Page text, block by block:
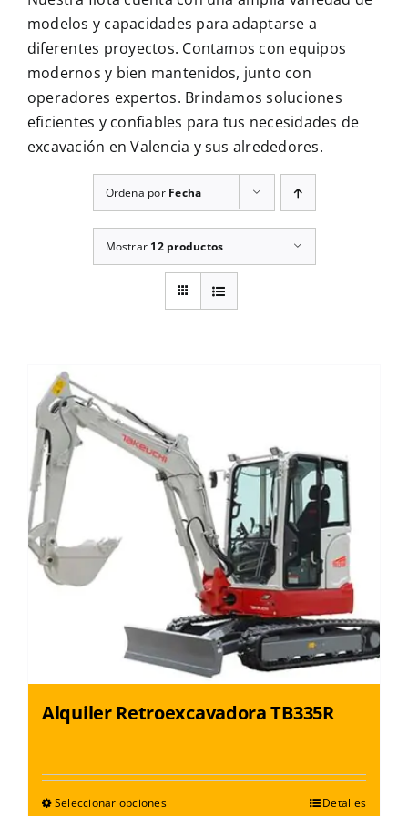
CONTÁCTENOS
modelos y capacidades para adaptarse a
diferentes proyectos. Contamos con equipos
modernos y bien mantenidos, junto con
operadores expertos. Brindamos soluciones
eficientes y confiables para tus necesidades de
excavación en Valencia y sus alrededores.
Ordena por Fecha
Mostrar 12 productos
Alquiler Retroexcavadora TB335R
Seleccionar opcionesEste
Detalles